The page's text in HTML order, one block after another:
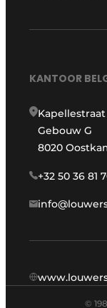
KANTOOR
Kapellestraat
Gebouw G
8020
+32 50 36 81
©